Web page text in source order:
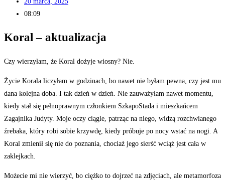
08:09
Koral – aktualizacja
Czy wierzyłam, że Koral dożyje wiosny? Nie.
Życie Korala liczyłam w godzinach, bo nawet nie byłam pewna, czy jest mu
dana kolejna doba. I tak dzień w dzień. Nie zauważyłam nawet momentu,
kiedy stał się pełnoprawnym członkiem SzkapoStada i mieszkańcem
Zagajnika Judyty. Moje oczy ciągle, patrząc na niego, widzą rozchwianego
źrebaka, który robi sobie krzywdę, kiedy próbuje po nocy wstać na nogi. A
Koral zmienił się nie do poznania, chociaż jego sierść wciąż jest cała w
zaklejkach.
Możecie mi nie wierzyć, bo ciężko to dojrzeć na zdjęciach, ale metamorfoza